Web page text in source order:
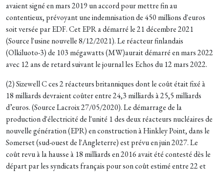
avaient signé en mars 2019 un accord pour mettre fin au
contentieux, prévoyant une indemnisation de 450 millions d'euros
soit versée par EDF. Cet EPR a démarré le 21 décembre 2021
(Source l'usine nouvelle 8/12/2021). Le réacteur finlandais
(Olkiluoto-3) de 103 mégawatts (MW)aurait démarré en mars 2022
avec 12 ans de retard suivant le journal les Echos du 12 mars 2022.
(2) Sizewell C ces 2 réacteurs britanniques dont le coût était fixé à
18 milliards devraient coûter entre 24,3 milliards à 25,5 milliards
d’euros. (Source Lacroix 27/05/2020). Le démarrage de la
production d'électricité de l'unité 1 des deux réacteurs nucléaires de
nouvelle génération (EPR) en construction à Hinkley Point, dans le
Somerset (sud-ouest de l'Angleterre) est prévu en juin 2027. Le
coût revu à la hausse à 18 milliards en 2016 avait été contesté dès le
départ par les syndicats français pour son coût estimé entre 22 et